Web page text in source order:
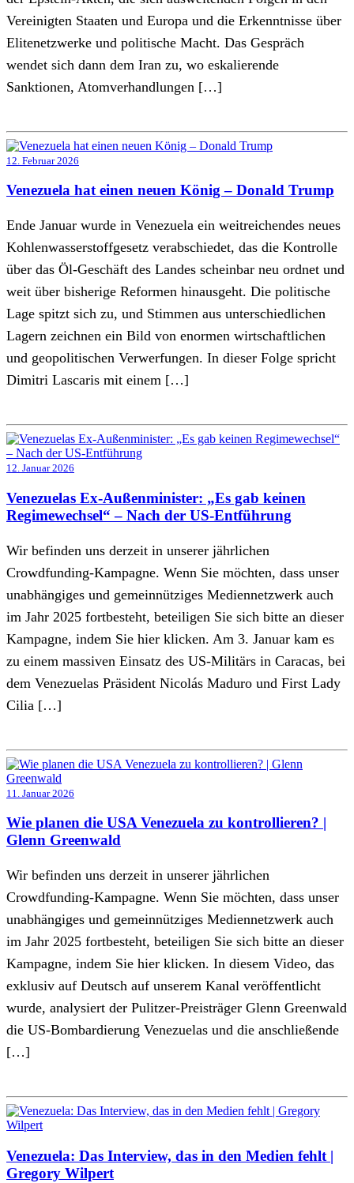
Vereinigten Staaten und Europa und die Erkenntnisse über
Elitenetzwerke und politische Macht. Das Gespräch
wendet sich dann dem Iran zu, wo eskalierende
Sanktionen, Atomverhandlungen […]
12. Februar 2026
Venezuela hat einen neuen König – Donald Trump
Ende Januar wurde in Venezuela ein weitreichendes neues
Kohlenwasserstoffgesetz verabschiedet, das die Kontrolle
über das Öl-Geschäft des Landes scheinbar neu ordnet und
weit über bisherige Reformen hinausgeht. Die politische
Lage spitzt sich zu, und Stimmen aus unterschiedlichen
Lagern zeichnen ein Bild von enormen wirtschaftlichen
und geopolitischen Verwerfungen. In dieser Folge spricht
Dimitri Lascaris mit einem […]
12. Januar 2026
Venezuelas Ex-Außenminister: „Es gab keinen
Regimewechsel“ – Nach der US-Entführung
Wir befinden uns derzeit in unserer jährlichen
Crowdfunding-Kampagne. Wenn Sie möchten, dass unser
unabhängiges und gemeinnütziges Mediennetzwerk auch
im Jahr 2025 fortbesteht, beteiligen Sie sich bitte an dieser
Kampagne, indem Sie hier klicken. Am 3. Januar kam es
zu einem massiven Einsatz des US-Militärs in Caracas, bei
dem Venezuelas Präsident Nicolás Maduro und First Lady
Cilia […]
11. Januar 2026
Wie planen die USA Venezuela zu kontrollieren? |
Glenn Greenwald
Wir befinden uns derzeit in unserer jährlichen
Crowdfunding-Kampagne. Wenn Sie möchten, dass unser
unabhängiges und gemeinnütziges Mediennetzwerk auch
im Jahr 2025 fortbesteht, beteiligen Sie sich bitte an dieser
Kampagne, indem Sie hier klicken. In diesem Video, das
exklusiv auf Deutsch auf unserem Kanal veröffentlicht
wurde, analysiert der Pulitzer-Preisträger Glenn Greenwald
die US-Bombardierung Venezuelas und die anschließende
[…]
Venezuela: Das Interview, das in den Medien fehlt |
Gregory Wilpert